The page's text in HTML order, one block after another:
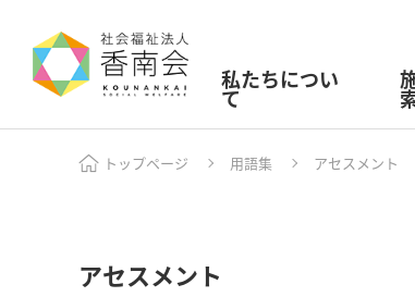
私たちについ
て
トップページ 用語集 アセスメント
アセスメント